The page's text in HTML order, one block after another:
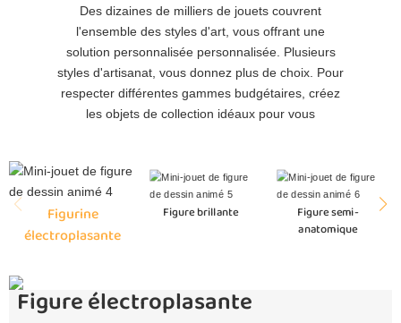
Des dizaines de milliers de jouets couvrent
l'ensemble des styles d'art, vous offrant une
solution personnalisée personnalisée. Plusieurs
styles d'artisanat, vous donnez plus de choix. Pour
respecter différentes gammes budgétaires, créez
les objets de collection idéaux pour vous
Figurine
électroplasante
Figure brillante
Figure semi-
anatomique
Figure électroplasante